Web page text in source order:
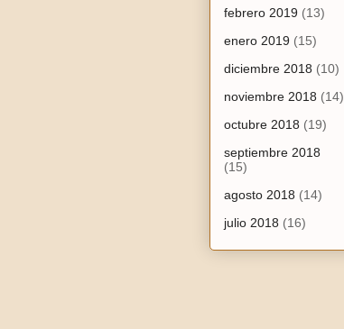
febrero 2019 (13)
enero 2019 (15)
diciembre 2018 (10)
noviembre 2018 (14)
octubre 2018 (19)
septiembre 2018
(15)
agosto 2018 (14)
julio 2018 (16)